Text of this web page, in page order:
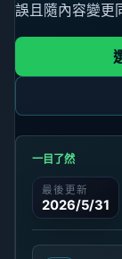
誤且隨內容變更
一目了然
最後更新
2026/5/31